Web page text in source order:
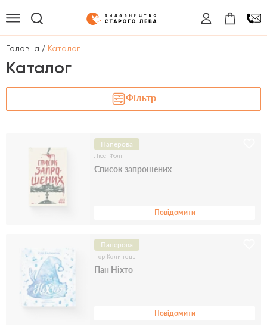
Головна / Каталог
Каталог
Фільтр
Паперова
Люсі Фолі
Список запрошених
Повідомити
Паперова
Ігор Калинець
Пан Ніхто
Повідомити